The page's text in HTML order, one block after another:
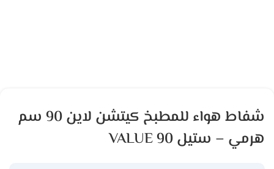
شفاط هواء للمطبخ كيتشن لاين 90 سم
هرمي – ستيل VALUE 90